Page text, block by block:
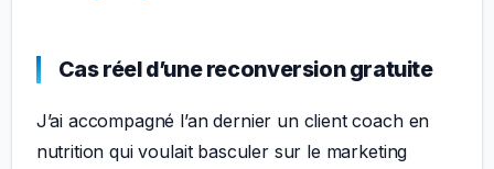
Cas réel d’une reconversion gratuite
J’ai accompagné l’an dernier un client coach en
nutrition qui voulait basculer sur le marketing